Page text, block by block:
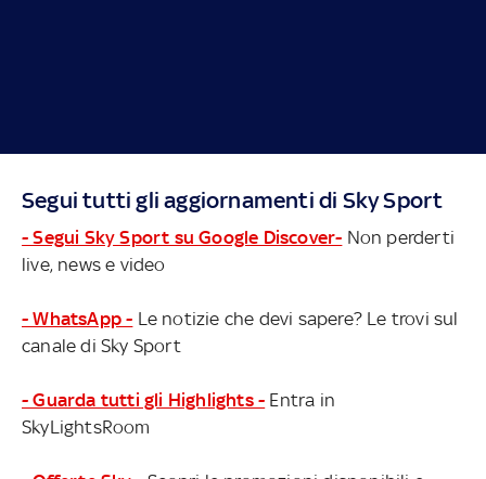
Segui tutti gli aggiornamenti di Sky Sport
- Segui Sky Sport su Google Discover- Non perderti
live, news e video
- WhatsApp - Le notizie che devi sapere? Le trovi sul
canale di Sky Sport
- Guarda tutti gli Highlights - Entra in
SkyLightsRoom